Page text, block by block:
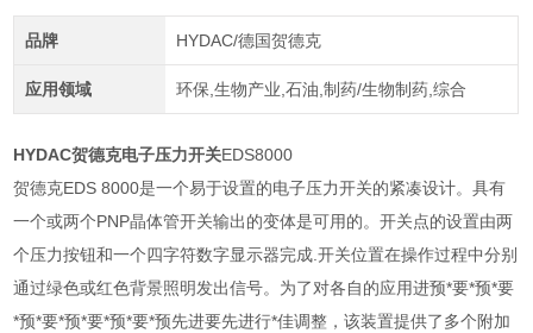
品牌 HYDAC/德国贺德克
应用领域 环保,生物产业,石油,制药/生物制药,综合
HYDAC贺德克电子压力开关EDS8000
贺德克EDS 8000是一个易于设置的电子压力开关的紧凑设计。具有
一个或两个PNP晶体管开关输出的变体是可用的。开关点的设置由两
个压力按钮和一个四字符数字显示器完成.开关位置在操作过程中分别
通过绿色或红色背景照明发出信号。为了对各自的应用进预*要*预*要
*预*要*预*要*预*要*预先进要先进行*佳调整，该装置提供了多个附加